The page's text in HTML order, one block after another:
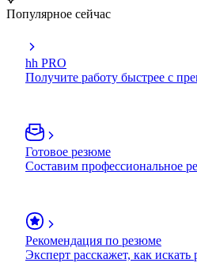
Популярное сейчас
hh PRO
Получите работу быстрее с
Готовое резюме
Составим профессиональное
Рекомендация по резюме
Эксперт расскажет, как